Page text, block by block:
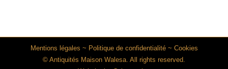
Mentions légales ~ Politique de confidentialité~ Cookies
© Antiquités Maison Walesa. All rights reserved.